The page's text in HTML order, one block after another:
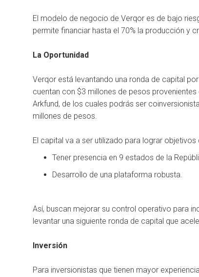
El modelo de negocio de Verqor es de bajo
permite financiar hasta el 70% la producción y
La Oportunidad
Verqor está levantando una ronda de capital
cuentan con $3 millones de pesos
Arkfund, de los cuales podrás ser
millones de pesos.
El capital va a ser utilizado para lograr
Tener presencia en 9 estados de la
Desarrollo de una plataforma robusta.
Así, buscan mejorar su control operativo para
levantar una siguiente ronda de capital que
Inversión
Para inversionistas que tienen mayor